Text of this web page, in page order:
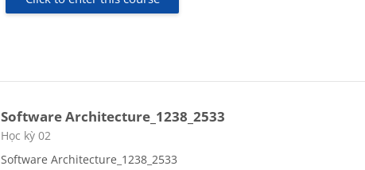
Software Architecture_1238_2533
Course category
Học kỳ 02
Software Architecture_1238_2533